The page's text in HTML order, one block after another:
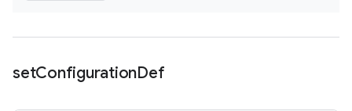
setConfigurationDef